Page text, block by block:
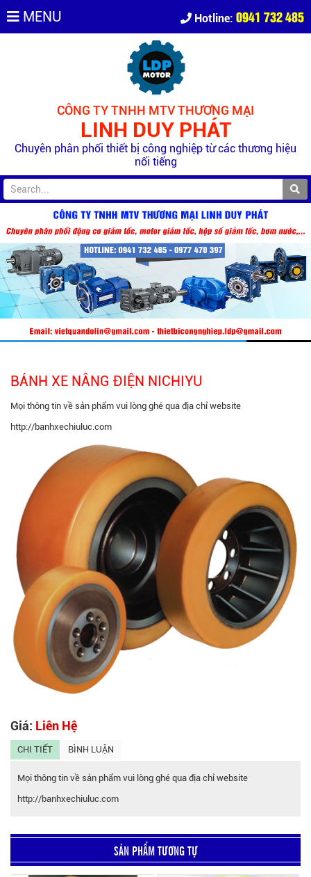
MENU Hotline: 0941 732 485
CÔNG TY TNHH MTV THƯƠNG MẠI
LINH DUY PHÁT
Chuyên phân phối thiết bị công nghiệp từ các thương hiệu
nổi tiếng
BÁNH XE NÂNG ĐIỆN NICHIYU
Mọi thông tin về sản phẩm vui lòng ghé qua địa chỉ website
http://banhxechiuluc.com
Giá: Liên Hệ
CHI TIẾT BÌNH LUẬN
Mọi thông tin về sản phẩm vui lòng ghé qua địa chỉ website
http://banhxechiuluc.com
SẢN PHẨM TƯƠNG TỰ